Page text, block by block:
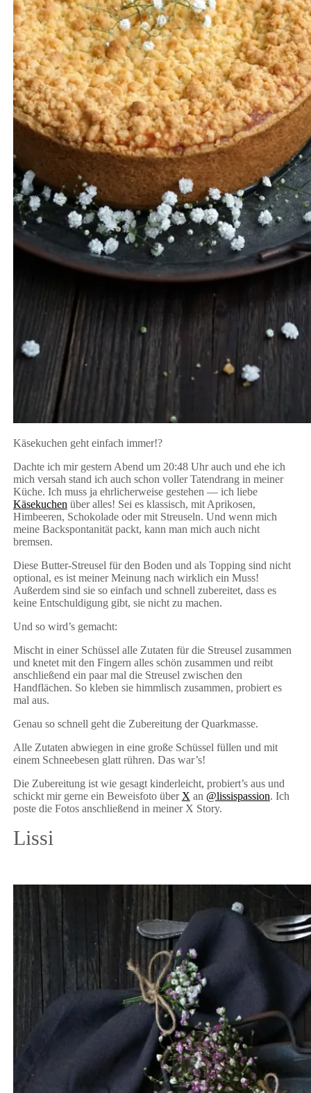
Käsekuchen geht einfach immer!?
Dachte ich mir gestern Abend um 20:48 Uhr auch und ehe ich
mich versah stand ich auch schon voller Tatendrang in meiner
Küche. Ich muss ja ehrlicherweise gestehen — ich liebe
Käsekuchen über alles! Sei es klassisch, mit Aprikosen,
Himbeeren, Schokolade oder mit Streuseln. Und wenn mich
meine Backspontanität packt, kann man mich auch nicht
bremsen.
Diese Butter-Streusel für den Boden und als Topping sind nicht
optional, es ist meiner Meinung nach wirklich ein Muss!
Außerdem sind sie so einfach und schnell zubereitet, dass es
keine Entschuldigung gibt, sie nicht zu machen.
Und so wird’s gemacht:
Mischt in einer Schüssel alle Zutaten für die Streusel zusammen
und knetet mit den Fingern alles schön zusammen und reibt
anschließend ein paar mal die Streusel zwischen den
Handflächen. So kleben sie himmlisch zusammen, probiert es
mal aus.
Genau so schnell geht die Zubereitung der Quarkmasse.
Alle Zutaten abwiegen in eine große Schüssel füllen und mit
einem Schneebesen glatt rühren. Das war’s!
Die Zubereitung ist wie gesagt kinderleicht, probiert’s aus und
schickt mir gerne ein Beweisfoto über X an @lissispassion. Ich
poste die Fotos anschließend in meiner X Story.
Lissi